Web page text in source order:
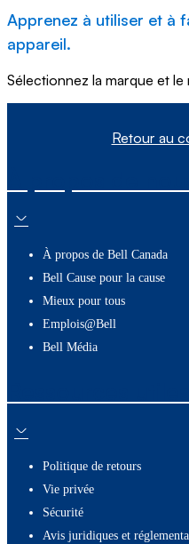
Apprenez à utiliser et à
appareil.
Sélectionnez la marque et
Retour au
À propos de Bell Canada
Bell Cause pour la cause
Mieux pour tous
Emplois@Bell
Bell Média
Politique de retours
Vie privée
Sécurité
Avis juridiques et